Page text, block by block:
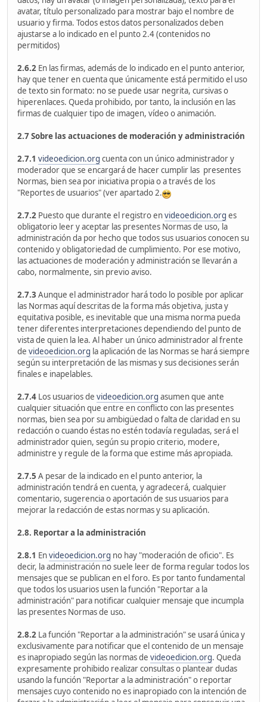
avatar, título personalizado para mostrar bajo el nombre de
usuario y firma. Todos estos datos personalizados deben
ajustarse a lo indicado en el punto 2.4 (contenidos no
permitidos)
2.6.2 En las firmas, además de lo indicado en el punto anterior,
hay que tener en cuenta que únicamente está permitido el uso
de texto sin formato: no se puede usar negrita, cursivas o
hiperenlaces. Queda prohibido, por tanto, la inclusión en las
firmas de cualquier tipo de imagen, vídeo o animación.
2.7 Sobre las actuaciones de moderación y administración
2.7.1 videoedicion.org cuenta con un único administrador y
moderador que se encargará de hacer cumplir las presentes
Normas, bien sea por iniciativa propia o a través de los
"Reportes de usuarios" (ver apartado 2.
2.7.2 Puesto que durante el registro envideoedicion.org es
obligatorio leer y aceptar las presentes Normas de uso, la
administración da por hecho que todos sus usuarios conocen su
contenido y obligatoriedad de cumplimiento. Por ese motivo,
las actuaciones de moderación y administración se llevarán a
cabo, normalmente, sin previo aviso.
2.7.3 Aunque el administrador hará todo lo posible por aplicar
las Normas aquí descritas de la forma más objetiva, justa y
equitativa posible, es inevitable que una misma norma pueda
tener diferentes interpretaciones dependiendo del punto de
vista de quien la lea. Al haber un único administrador al frente
de videoedicion.org la aplicación de las Normas se hará siempre
según su interpretación de las mismas y sus decisiones serán
finales e inapelables.
2.7.4 Los usuarios de videoedicion.org asumen que ante
cualquier situación que entre en conflicto con las presentes
normas, bien sea por su ambigüedad o falta de claridad en su
redacción o cuando éstas no estén todavía reguladas, será el
administrador quien, según su propio criterio, modere,
administre y regule de la forma que estime más apropiada.
2.7.5 A pesar de la indicado en el punto anterior, la
administración tendrá en cuenta, y agradecerá, cualquier
comentario, sugerencia o aportación de sus usuarios para
mejorar la redacción de estas normas y su aplicación.
2.8. Reportar a la administración
2.8.1 Envideoedicion.org no hay "moderación de oficio". Es
decir, la administración no suele leer de forma regular todos los
mensajes que se publican en el foro. Es por tanto fundamental
que todos los usuarios usen la función "Reportar a la
administración" para notificar cualquier mensaje que incumpla
las presentes Normas de uso.
2.8.2 La función "Reportar a la administración" se usará única y
exclusivamente para notificar que el contenido de un mensaje
es inapropiado según las normas de videoedicion.org. Queda
expresamente prohibido realizar consultas o plantear dudas
usando la función "Reportar a la administración" o reportar
mensajes cuyo contenido no es inapropiado con la intención de